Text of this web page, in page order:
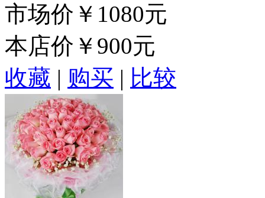
市场价 ￥1080元
本店价 ￥900元
收藏 | 购买 | 比较